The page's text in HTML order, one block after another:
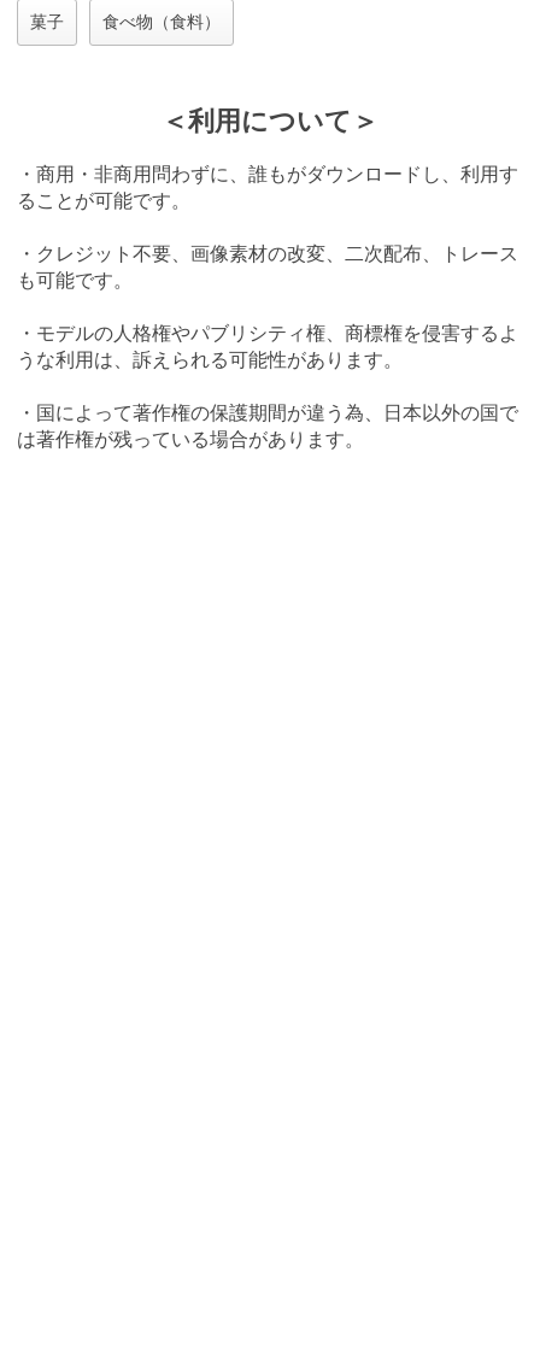
菓子 食べ物（食料）
＜利用について＞
・商用・非商用問わずに、誰もがダウンロードし、利用す
ることが可能です。
・クレジット不要、画像素材の改変、二次配布、トレース
も可能です。
・モデルの人格権やパブリシティ権、商標権を侵害するよ
うな利用は、訴えられる可能性があります。
・国によって著作権の保護期間が違う為、日本以外の国で
は著作権が残っている場合があります。